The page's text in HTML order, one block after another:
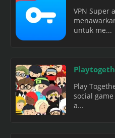
VPN Super
untuk me...
Play
social
a...